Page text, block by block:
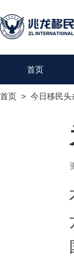
首页
首页 > 今日移民头